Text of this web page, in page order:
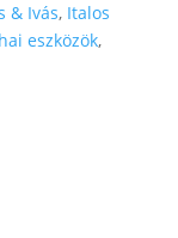
& Ivás, Italos
eszközök,